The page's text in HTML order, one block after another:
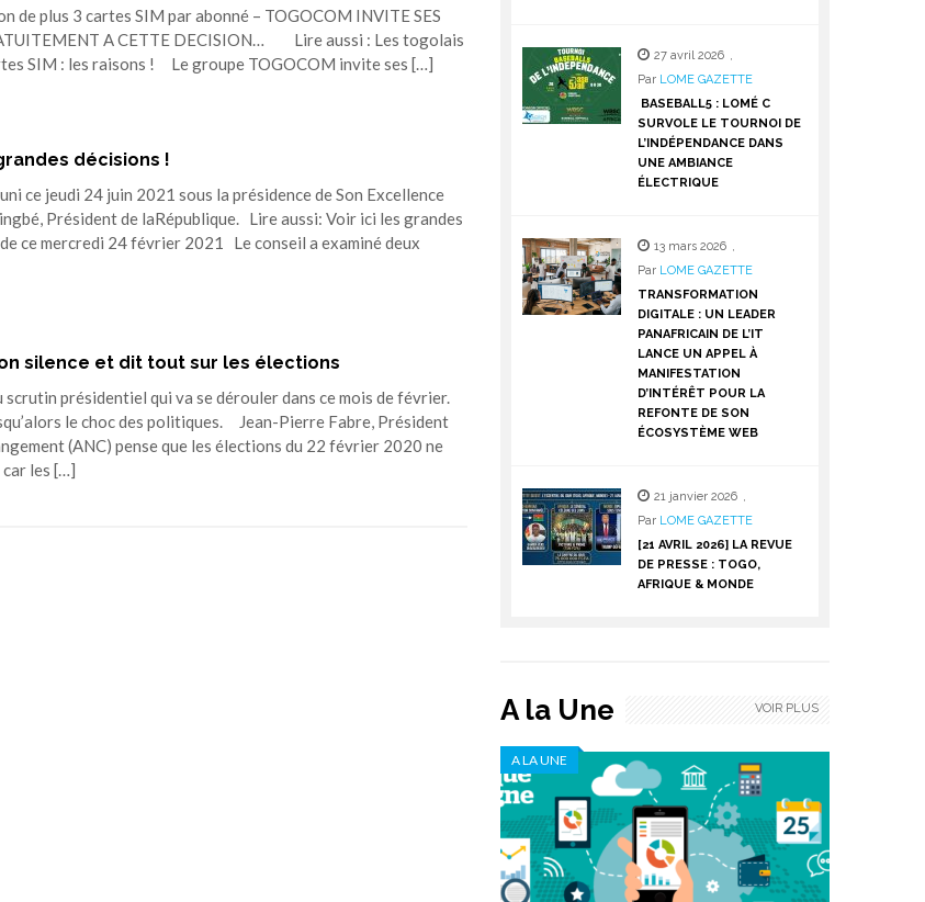
plus 3 cartes SIM par abonné – TOGOCOM INVITE SES
A CETTE DECISION… Lire aussi : Les togolais
SIM : les raisons ! Le groupe TOGOCOM invite ses […]
décisions !
ce jeudi 24 juin 2021 sous la présidence de Son Excellence
Président de laRépublique. Lire aussi: Voir ici les grandes
ce mercredi 24 février 2021 Le conseil a examiné deux
silence et dit tout sur les élections
scrutin présidentiel qui va se dérouler dans ce mois de février.
le choc des politiques. Jean-Pierre Fabre, Président
(ANC) pense que les élections du 22 février 2020 ne
les […]
27 avril 2026 ,
Par LOME GAZETTE
BASEBALL5 : LOMÉ C
SURVOLE LE TOURNOI DE
L’INDÉPENDANCE DANS
UNE AMBIANCE
ÉLECTRIQUE
13 mars 2026 ,
Par LOME GAZETTE
TRANSFORMATION
DIGITALE : UN LEADER
PANAFRICAIN DE L’IT
LANCE UN APPEL À
MANIFESTATION
D’INTÉRÊT POUR LA
REFONTE DE SON
ÉCOSYSTÈME WEB
21 janvier 2026 ,
Par LOME GAZETTE
[21 AVRIL 2026] LA REVUE
DE PRESSE : TOGO,
AFRIQUE & MONDE
A la Une
A LA UNE
VOIR PLUS